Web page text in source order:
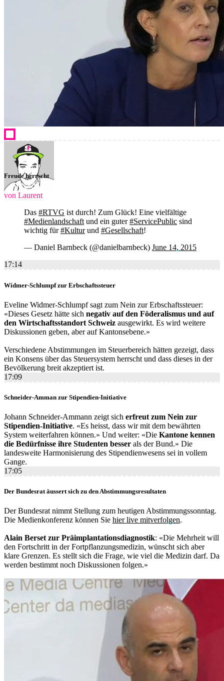
Freude herrscht
von Laurent
Das #RTVG ist durch! Zum Glück! Eine vielfältige
#Medienlandschaftund ein guter#ServicePublic sind
wichtig für#Kulturund #Gesellschaft!
— Daniel Barnbeck (@danielbarnbeck) June 14, 2015
17:14
Widmer-Schlumpf zur Erbschaftssteuer
Eveline Widmer-Schlumpf sagt zum Nein zur Erbschaftssteuer:
«Dieses Gesetz hätte sich negativ auf den Föderalismus und auf
den Wirtschaftsstandort Schweiz ausgewirkt. Es wird weitere
Diskussionen geben, aber auf Kantonsebene.»
Verschiedene Abstimmungen im Steuerbereich hätten gezeigt, dass
ein Konsens über das Steuersystem herrscht und dass dieses in der
Bevölkerung breit akzeptiert ist.
17:09
Schneider-Amman zur Stipendien-Initiative
Johann Schneider-Ammann zeigt sich erfreut zum Nein zur
Stipendien-Initiative. «Es heisst, dass wir mit dem bewährten
System weiterfahren können.» Und weiter: «Die Kantone kennen
die Bedürfnisse ihre Studenten besser als der Bund.» Die
landesweite Harmonisierung des Stipendienwesens sei in vollem
Gange.
17:05
Der Bundesrat äussert sich zu den Abstimmungsresultaten
Der Bundesrat nimmt Stellung zum heutigen Abstimmungssonntag.
Die Medienkonferenz können Sie hier live mitverfolgen.
Alain Berset zur Präimplantationsdiagnostik: «Die Mehrheit will
den Fortschritt in der Fortpflanzungsmedizin, wünscht sich aber
klare Grenzen. Es stellt sich die Frage, wie viel die Medizin darf. Da
werden bestimmt noch Diskussionen folgen.»